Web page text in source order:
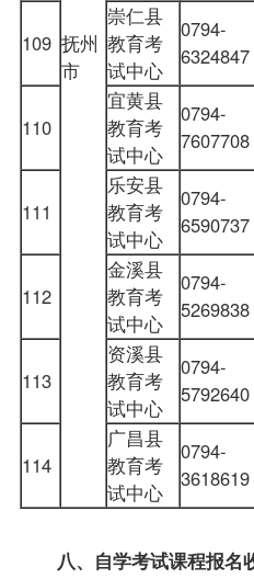
抚州
市
109
崇仁县
教育考
试中心
0794-
6324847
110
宜黄县
教育考
试中心
0794-
7607708
111
乐安县
教育考
试中心
0794-
6590737
112
金溪县
教育考
试中心
0794-
5269838
113
资溪县
教育考
试中心
0794-
5792640
114
广昌县
教育考
试中心
0794-
3618619
八、自学考试课程报名